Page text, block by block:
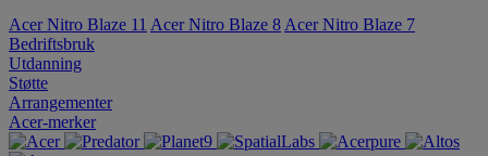
Acer Nitro Blaze 11 Acer Nitro Blaze 8 Acer Nitro Blaze 7
Bedriftsbruk
Utdanning
Støtte
Arrangementer
Acer-merker